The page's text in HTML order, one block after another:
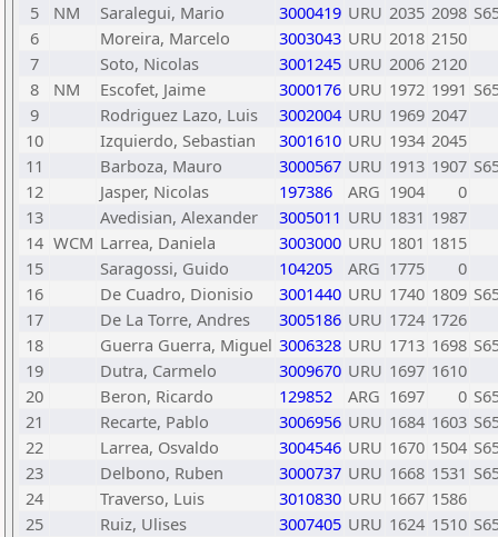
5
NM Saralegui, Mario 3000419 URU 2035 2098
6
Moreira, Marcelo 3003043 URU 2018 2150
7
Soto, Nicolas 3001245 URU 2006 2120
8
NM Escofet, Jaime 3000176 URU 1972 1991
9
Rodriguez Lazo, Luis 3002004 URU 1969 2047
10
Izquierdo, Sebastian 3001610 URU 1934 2045
11
Barboza, Mauro 3000567 URU 1913 1907
12
Jasper, Nicolas 197386 ARG 1904
0
13
Avedisian, Alexander 3005011 URU 1831 1987
14 WCM Larrea, Daniela 3003000 URU 1801 1815
15
Saragossi, Guido 104205 ARG 1775
0
16
De Cuadro, Dionisio 3001440 URU 1740 1809
17
De La Torre, Andres 3005186 URU 1724 1726
18
Guerra Guerra, Miguel 3006328 URU 1713 1698
19
Dutra, Carmelo 3009670 URU 1697 1610
20
Beron, Ricardo 129852 ARG 1697 0
21
Recarte, Pablo 3006956 URU 1684 1603
22
Larrea, Osvaldo 3004546 URU 1670 1504
23
Delbono, Ruben 3000737 URU 1668 1531
24
Traverso, Luis 3010830 URU 1667 1586
25
Ruiz, Ulises 3007405 URU 1624 1510